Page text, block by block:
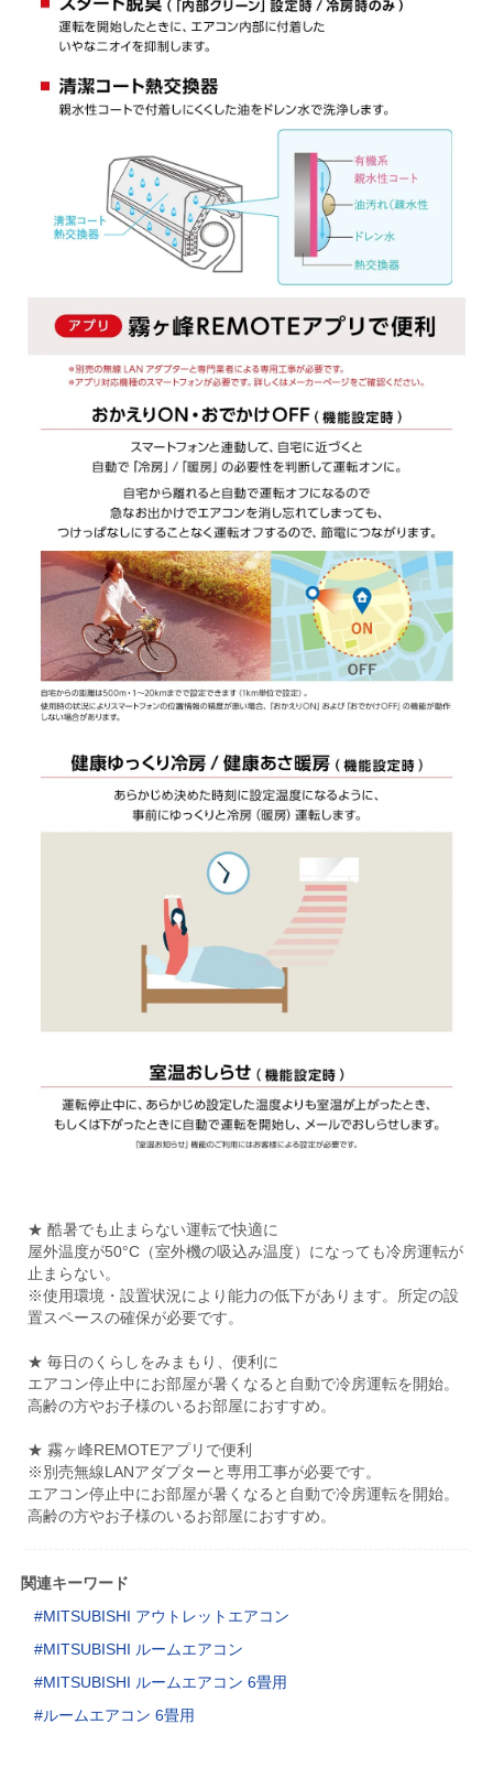
★ 酷暑でも止まらない運転で快適に
屋外温度が50°C（室外機の吸込み温度）になっても冷房運転が
止まらない。
※使用環境・設置状況により能力の低下があります。所定の設
置スペースの確保が必要です。
★ 毎日のくらしをみまもり、便利に
エアコン停止中にお部屋が暑くなると自動で冷房運転を開始。
高齢の方やお子様のいるお部屋におすすめ。
★ 霧ヶ峰REMOTEアプリで便利
※別売無線LANアダプターと専用工事が必要です。
エアコン停止中にお部屋が暑くなると自動で冷房運転を開始。
高齢の方やお子様のいるお部屋におすすめ。
関連キーワード
MITSUBISHI アウトレットエアコン
MITSUBISHI ルームエアコン
MITSUBISHI ルームエアコン 6畳用
ルームエアコン 6畳用